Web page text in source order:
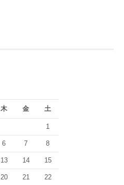
木 金 土
1
6 7 8
13 14 15
20 21 22